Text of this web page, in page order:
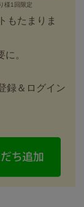
様1回限定
もたまりま
。
録＆ログイン